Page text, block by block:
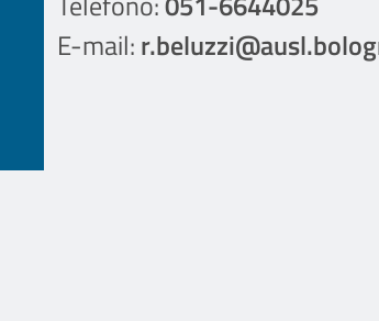
E-mail: